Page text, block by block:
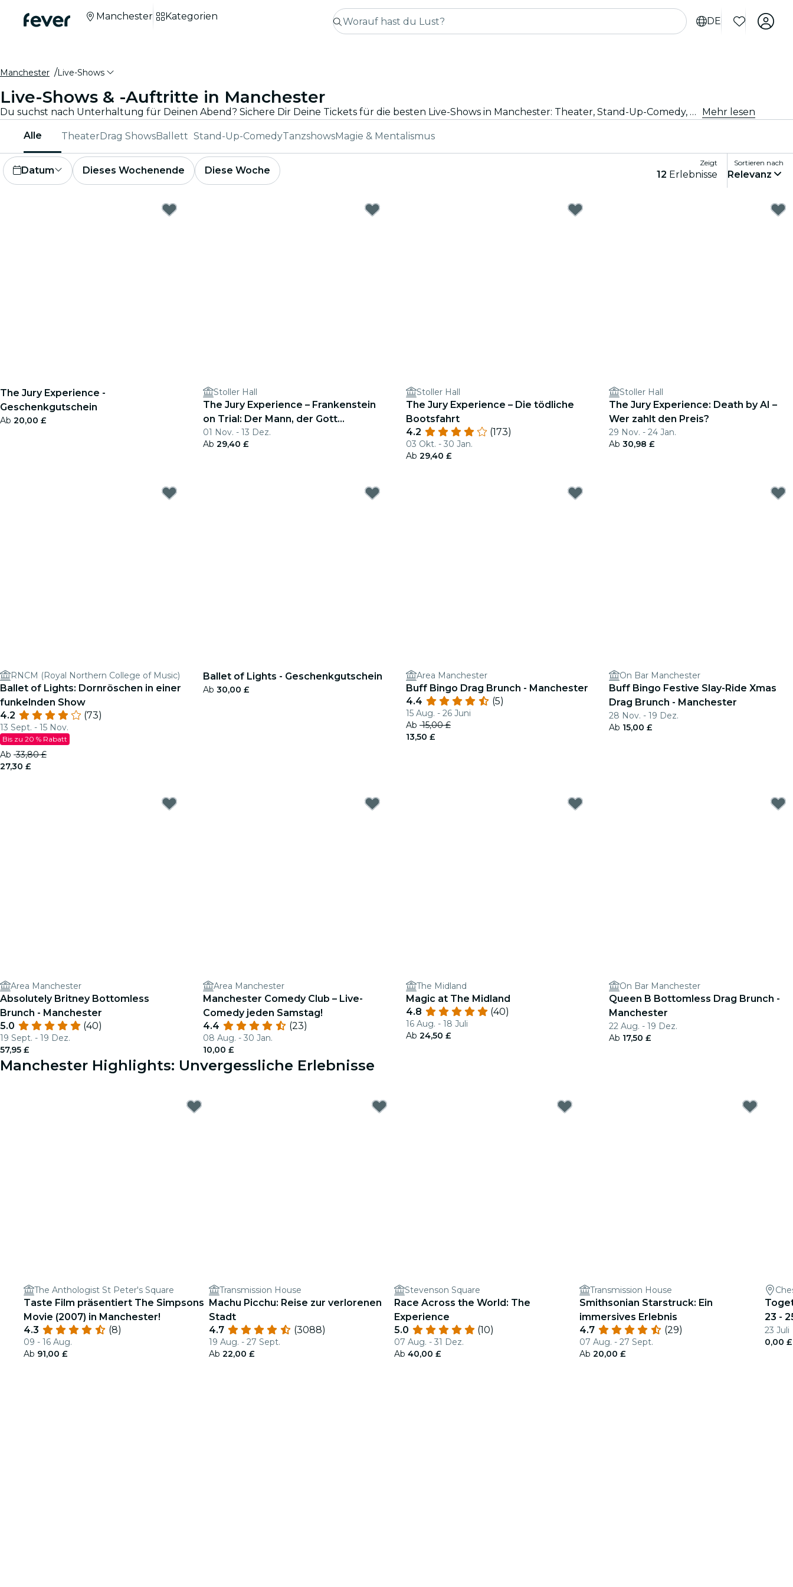
DE
Manchester Kategorien
Manchester Live-Shows
Live-Shows & -Auftritte in Manchester
Du suchst nach Unterhaltung für Deinen Abend? Sichere Dir Deine Tickets für die besten Live-Shows in Manchester: Theater, Stand-Up-Comedy, Musicals, Magieshows und mehr. Mehr lesen
Alle TheaterDrag ShowsBallett Stand-Up-ComedyTanzshowsMagie & Mentalismus
Datum Dieses Wochenende Diese Woche
Zeigt
12 Erlebnisse
Sortieren nach
Relevanz
The Jury Experience -
Geschenkgutschein
Ab 20,00 £
Stoller Hall
The Jury Experience – Frankenstein
on Trial: Der Mann, der Gott
herausforderte
01 Nov. - 13 Dez.
Ab 29,40 £
Stoller Hall
The Jury Experience – Die tödliche
Bootsfahrt
4.2
(173)
03 Okt. - 30 Jan.
Ab 29,40 £
Stoller Hall
The Jury Experience: Death by AI –
Wer zahlt den Preis?
29 Nov. - 24 Jan.
Ab 30,98 £
RNCM (Royal Northern College of Music)
Ballet of Lights: Dornröschen in einer
funkelnden Show
4.2
(73)
13 Sept. - 15 Nov.
Bis zu 20 % Rabatt
Ab 33,80 £
27,30 £
Ballet of Lights - Geschenkgutschein
Ab 30,00 £
Area Manchester
Buff Bingo Drag Brunch - Manchester
4.4
(5)
15 Aug. - 26 Juni
Ab 15,00 £
13,50 £
On Bar Manchester
Buff Bingo Festive Slay-Ride Xmas
Drag Brunch - Manchester
28 Nov. - 19 Dez.
Ab 15,00 £
Area Manchester
Absolutely Britney Bottomless
Brunch - Manchester
5.0
(40)
19 Sept. - 19 Dez.
57,95 £
Area Manchester
Manchester Comedy Club – Live-
Comedy jeden Samstag!
4.4
(23)
08 Aug. - 30 Jan.
10,00 £
The Midland
Magic at The Midland
4.8
(40)
16 Aug. - 18 Juli
Ab 24,50 £
On Bar Manchester
Queen B Bottomless Drag Brunch -
Manchester
22 Aug. - 19 Dez.
Ab 17,50 £
Manchester Highlights: Unvergessliche Erlebnisse
The Anthologist St Peter's Square
Taste Film präsentiert The Simpsons
Movie (2007) in Manchester!
4.3
(8)
09 - 16 Aug.
Ab 91,00 £
Transmission House
Machu Picchu: Reise zur verlorenen
Stadt
4.7
(3088)
19 Aug. - 27 Sept.
Ab 22,00 £
Stevenson Square
Race Across the World: The
Experience
5.0
(10)
07 Aug. - 31 Dez.
Ab 40,00 £
Transmission House
Smithsonian Starstruck: Ein
immersives Erlebnis
4.7
(29)
07 Aug. - 27 Sept.
Ab 20,00 £
23 -
23 Juli
0,00 £